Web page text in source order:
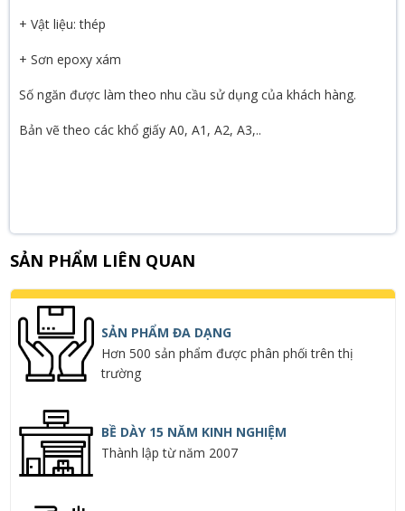
+ Vật liệu: thép
+ Sơn epoxy xám
Số ngăn được làm theo nhu cầu sử dụng của khách hàng.
Bản vẽ theo các khổ giấy A0, A1, A2, A3,..
SẢN PHẨM LIÊN QUAN
SẢN PHẨM ĐA DẠNG
Hơn 500 sản phẩm được phân phối trên thị
trường
BỀ DÀY 15 NĂM KINH NGHIỆM
Thành lập từ năm 2007